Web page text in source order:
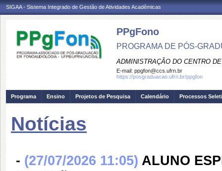
SIGAA - Sistema Integrado de Gestão de Atividades Acadêmicas
PPgFono
PROGRAMA DE PÓS-
ADMINISTRAÇÃO DO CENTRO
E-mail: ppgfon@ccs.ufrn.br
https://posgraduacao.ufrn.br/ppgfon
Programa Ensino Projetos de Pesquisa Calendário Processos
Notícias
- (27/07/2026 11:05) ALUNO